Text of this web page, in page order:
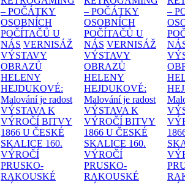
– POČÁTKY
OSOBNÍCH
POČÍTAČŮ U
NÁS VERNISÁŽ
VÝSTAVY
OBRAZŮ
HELENY
HEJDUKOVÉ:
Malování je radost
VÝSTAVA K
VÝROČÍ BITVY
1866 U ČESKÉ
SKALICE 160.
VÝROČÍ
PRUSKO-
RAKOUSKÉ
– POČÁTKY
OSOBNÍCH
POČÍTAČŮ U
NÁS VERNISÁŽ
VÝSTAVY
OBRAZŮ
HELENY
HEJDUKOVÉ:
Malování je radost
VÝSTAVA K
VÝROČÍ BITVY
1866 U ČESKÉ
SKALICE 160.
VÝROČÍ
PRUSKO-
RAKOUSKÉ
–